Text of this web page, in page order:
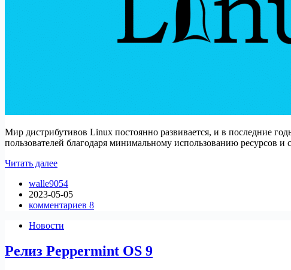
Мир дистрибутивов Linux постоянно развивается, и в последние
пользователей благодаря минимальному использованию ресурсов
Читать далееТоп
легких
дистрибутивов
Linux
walle9054
2023-05-05
комментариев 8
Новости
Релиз Peppermint OS 9